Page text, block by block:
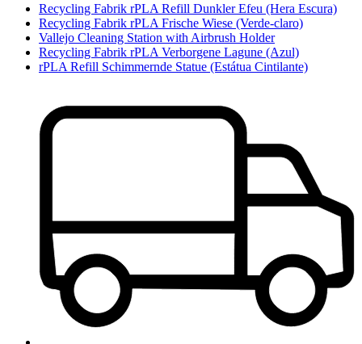
Recycling Fabrik rPLA Refill Dunkler Efeu (Hera Escura)
Recycling Fabrik rPLA Frische Wiese (Verde-claro)
Vallejo Cleaning Station with Airbrush Holder
Recycling Fabrik rPLA Verborgene Lagune (Azul)
rPLA Refill Schimmernde Statue (Estátua Cintilante)